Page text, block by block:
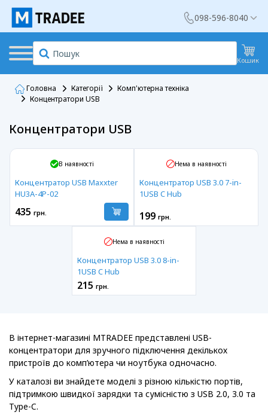
098-596-8040
Кошик
Головна Категорії
Комп'ютерна техніка
Концентратори USB
Концентратори USB
В наявності
Концентратор USB Maxxter
HU3A-4P-02
435 грн.
Нема в наявності
Концентратор USB 3.0 7-in-
1USB C Hub
199 грн.
Нема в наявності
Концентратор USB 3.0 8-in-
1USB C Hub
215 грн.
В інтернет-магазині MTRADEE представлені USB-
концентратори для зручного підключення декількох
пристроїв до комп’ютера чи ноутбука одночасно.
У каталозі ви знайдете моделі з різною кількістю портів,
підтримкою швидкої зарядки та сумісністю з USB 2.0, 3.0 та
Type-C.